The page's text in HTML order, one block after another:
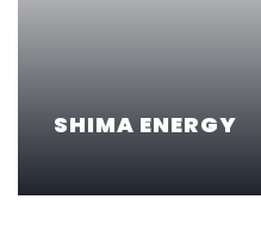
SHIMA ENERGY